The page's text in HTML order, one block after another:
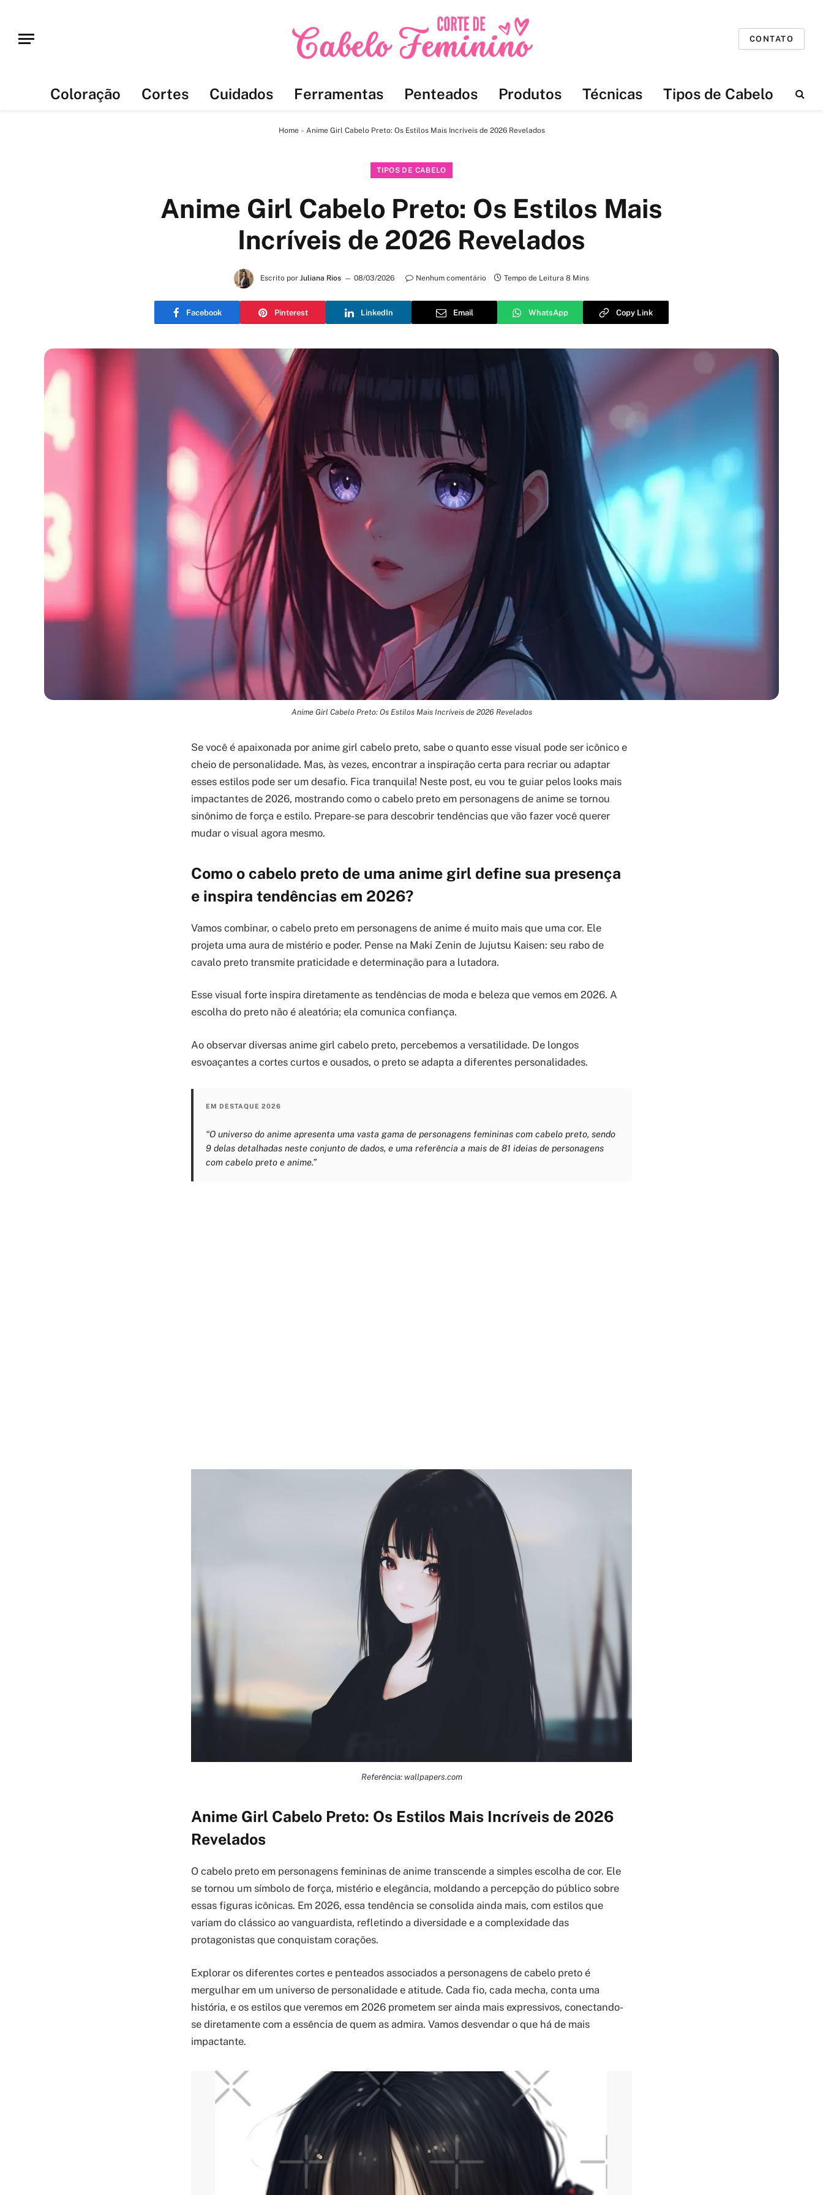
CONTATO
Coloração Cortes Cuidados Ferramentas Penteados Produtos Técnicas Tipos de Cabelo
Home» Anime Girl Cabelo Preto: Os Estilos Mais Incríveis de 2026 Revelados
TIPOS DE CABELO
Anime Girl Cabelo Preto: Os Estilos Mais
Incríveis de 2026 Revelados
Escrito por Juliana Rios 08/03/2026 Nenhum comentário Tempo de Leitura 8 Mins
Facebook Pinterest LinkedIn Email WhatsApp Copy Link
Anime Girl Cabelo Preto: Os Estilos Mais Incríveis de 2026 Revelados
Se você é apaixonada por anime girl cabelo preto, sabe o quanto esse visual pode ser icônico e
cheio de personalidade. Mas, às vezes, encontrar a inspiração certa para recriar ou adaptar
esses estilos pode ser um desafio. Fica tranquila! Neste post, eu vou te guiar pelos looks mais
impactantes de 2026, mostrando como o cabelo preto em personagens de anime se tornou
sinônimo de força e estilo. Prepare-se para descobrir tendências que vão fazer você querer
mudar o visual agora mesmo.
Como o cabelo preto de uma anime girl define sua presença
e inspira tendências em 2026?
Vamos combinar, o cabelo preto em personagens de anime é muito mais que uma cor. Ele
projeta uma aura de mistério e poder. Pense na Maki Zenin de Jujutsu Kaisen: seu rabo de
cavalo preto transmite praticidade e determinação para a lutadora.
Esse visual forte inspira diretamente as tendências de moda e beleza que vemos em 2026. A
escolha do preto não é aleatória; ela comunica confiança.
Ao observar diversas anime girl cabelo preto, percebemos a versatilidade. De longos
esvoaçantes a cortes curtos e ousados, o preto se adapta a diferentes personalidades.
EM DESTAQUE 2026
“O universo do anime apresenta uma vasta gama de personagens femininas com cabelo preto, sendo
9 delas detalhadas neste conjunto de dados, e uma referência a mais de 81 ideias de personagens
com cabelo preto e anime.”
Referência: wallpapers.com
Anime Girl Cabelo Preto: Os Estilos Mais Incríveis de 2026
Revelados
O cabelo preto em personagens femininas de anime transcende a simples escolha de cor. Ele
se tornou um símbolo de força, mistério e elegância, moldando a percepção do público sobre
essas figuras icônicas. Em 2026, essa tendência se consolida ainda mais, com estilos que
variam do clássico ao vanguardista, refletindo a diversidade e a complexidade das
protagonistas que conquistam corações.
Explorar os diferentes cortes e penteados associados a personagens de cabelo preto é
mergulhar em um universo de personalidade e atitude. Cada fio, cada mecha, conta uma
história, e os estilos que veremos em 2026 prometem ser ainda mais expressivos, conectando-
se diretamente com a essência de quem as admira. Vamos desvendar o que há de mais
impactante.